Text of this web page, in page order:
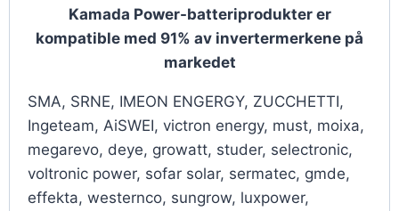
Kamada Power-batteriprodukter er
kompatible med 91% av invertermerkene på
markedet
SMA, SRNE, IMEON ENGERGY, ZUCCHETTI,
Ingeteam, AiSWEI, victron energy, must, moixa,
megarevo, deye, growatt, studer, selectronic,
voltronic power, sofar solar, sermatec, gmde,
effekta, westernco, sungrow, luxpower,